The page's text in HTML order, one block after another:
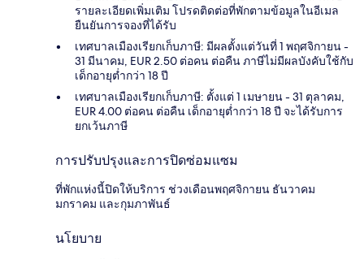
รายละเอียดเพิ่มเติม โปรดติดต่อที่พักตามข้อมูลในอีเมล
ยืนยันการจองที่ได้รับ
เทศบาลเมืองเรียกเก็บภาษี: มีผลตั้งแต่วันที่ 1 พฤศจิกายน -
31 มีนาคม, EUR 2.50 ต่อคน ต่อคืน ภาษีไม่มีผลบังคับใช้กับ
เด็กอายุต่ำกว่า 18 ปี
เทศบาลเมืองเรียกเก็บภาษี: ตั้งแต่ 1 เมษายน - 31 ตุลาคม,
EUR 4.00 ต่อคน ต่อคืน เด็กอายุต่ำกว่า 18 ปี จะได้รับการ
ยกเว้นภาษี
การปรับปรุงและการปิดซ่อมแซม
ที่พักแห่งนี้ปิดให้บริการ ช่วงเดือนพฤศจิกายน ธันวาคม
มกราคม และกุมภาพันธ์
นโยบาย